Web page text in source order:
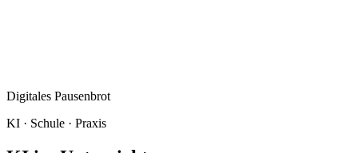
Digitales Pausenbrot
KI · Schule · Praxis